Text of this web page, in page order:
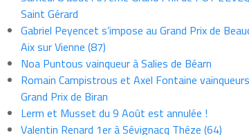
Saint Gérard
Gabriel Peyencet s’impose au Grand Prix de
Aix sur Vienne (87)
Noa Puntous vainqueur à Salies de Béarn
Romain Campistrous et Axel Fontaine
Grand Prix de Biran
Lerm et Musset du 9 Août est annulée !
Valentin Renard 1er à Sévignacq Théze (64)